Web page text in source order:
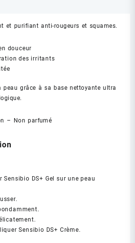
et purifiant anti-rougeurs et squames.
douceur
des irritants
peau grâce à sa base nettoyante ultra
– Non parfumé
Sensibio DS+ Gel sur une peau
Sensibio DS+ Crème.